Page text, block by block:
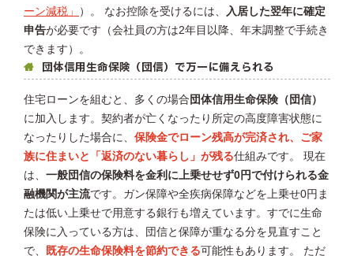
ーン減税」
）。 なお控除を受けるには、 入居した翌年に確定
申告が必要です（会社員の方は2年目以降、年末調整で手続き
できます）。
団体信用生命保険（団信）で万一に備えられる
住宅ローンを組むと、多くの場合 団体信用生命保険（団信）
に加入します。契約者が亡くなったり所定の高度障害状態に
なったりした場合に、 保険金でローン残高が完済され、ご家
族に住まいと「返済のない暮らし」が残る仕組みです。 現在
は、 一般団信の保険料を金利に上乗せせず0円で付けられる金
融機関が主流です。ガン保障や全疾病保障などを上乗せ0円ま
たは低い上乗せで用意する銀行も増えています。すでに生命
保険に入っている方は、団信と保障が重なる分を見直すこと
で、
既存の生命保険料を節約できる可能性もあります。 ただ